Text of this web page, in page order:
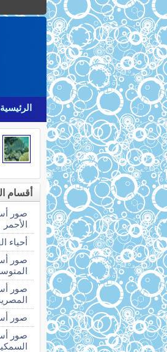
الرئيسية
أقسام
صور
الأحمر
أحياء
صور
صور
صور
صور